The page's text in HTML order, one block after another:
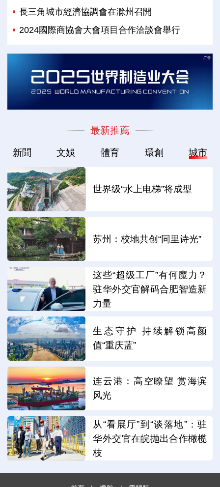
長三角城市經濟協調會在滁州召開
2024國際商協會大會項目合作洽談會舉行
最新推薦
新聞 文娛 體育 環創 城市
世界级“水上电梯”将成型
苏州：校地共创“同里诗光”
这些“超级工厂”有何魔力？
驻华外交官解码合肥智造新
力量
生态守护 持续解锁高颜
值“重庆蓝”
连云港：高空瞭望 赏海滨
风光
从“看展厅”到“谈落地”：驻
华外交官在皖抛出合作橄榄
枝